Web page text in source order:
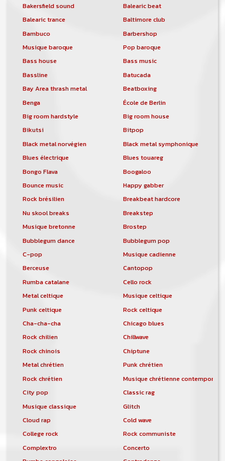
Bakersfield sound
Balearic beat
Balearic trance
Baltimore club
Bambuco
Barbershop
Musique baroque
Pop baroque
Bass house
Bass music
Bassline
Batucada
Bay Area thrash metal
Beatboxing
Benga
École de Berlin
Big room hardstyle
Big room house
Bikutsi
Bitpop
Black metal norvégien
Black metal symphonique
Blues électrique
Blues touareg
Bongo Flava
Boogaloo
Bounce music
Happy gabber
Rock brésilien
Breakbeat hardcore
Nu skool breaks
Breakstep
Musique bretonne
Brostep
Bubblegum dance
Bubblegum pop
C-pop
Musique cadienne
Berceuse
Cantopop
Rumba catalane
Cello rock
Metal celtique
Musique celtique
Punk celtique
Rock celtique
Cha-cha-cha
Chicago blues
Rock chilien
Chillwave
Rock chinois
Chiptune
Metal chrétien
Punk chrétien
Rock chrétien
Musique chrétienne
City pop
Classic rag
Musique classique
Glitch
Cloud rap
Cold wave
College rock
Rock communiste
Complextro
Concerto